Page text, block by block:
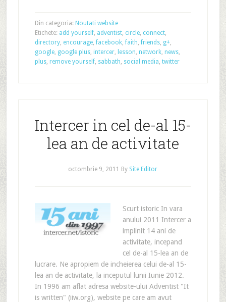
Din categoria: Noutati website
Etichete: add yourself, adventist, circle, connect,
directory, encourage,facebook,faith,friends, g+,
google, google plus, intercer, lesson, network, news,
plus, remove yourself, sabbath, social media, twitter
Intercer in cel de-al 15-
lea an de activitate
octombrie 9, 2011 By Site Editor
Scurt istoric In vara
anului 2011 Intercer a
implinit 14 ani de
activitate, incepand
cel de-al 15-lea an de
lucrare. Ne apropiem de incheierea celui de-al 15-
lea an de activitate, la inceputul lunii Iunie 2012.
In 1996 am aflat adresa website-ului Adventist "It
is written" (iiw.org), website pe care am avut